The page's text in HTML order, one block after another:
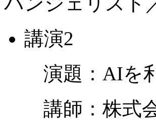
講演2
演題： AIを
講師：株式会